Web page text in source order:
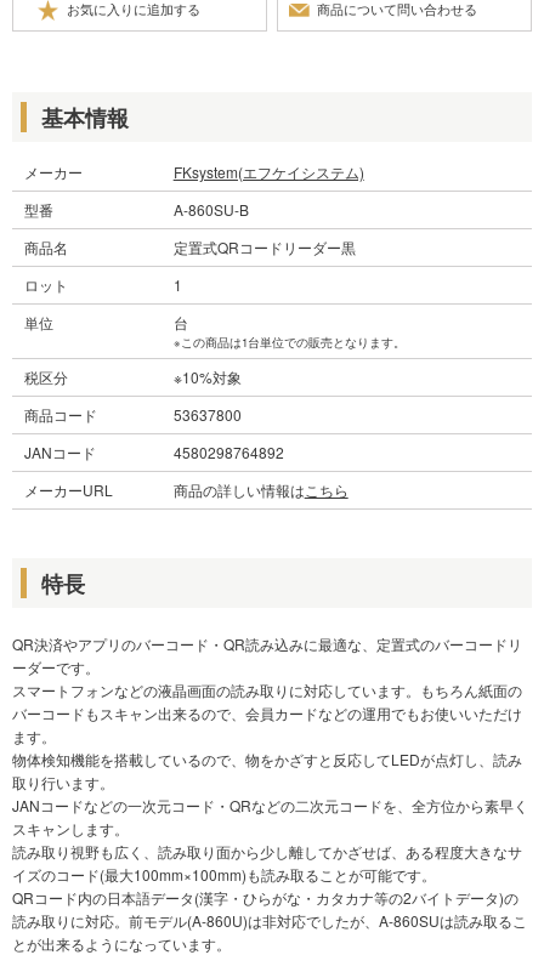
基本情報
メーカー
FKsystem(エフケイシステム)
型番
A-860SU-B
商品名
定置式QRコードリーダー黒
ロット
1
単位
台
※この商品は1台単位での販売となります。
税区分
※10%対象
商品コード
53637800
JANコード
4580298764892
メーカーURL
商品の詳しい情報は こちら
特長
QR決済やアプリのバーコード・QR読み込みに最適な、定置式のバーコードリ
ーダーです。
スマートフォンなどの液晶画面の読み取りに対応しています。もちろん紙面の
バーコードもスキャン出来るので、会員カードなどの運用でもお使いいただけ
ます。
物体検知機能を搭載しているので、物をかざすと反応してLEDが点灯し、読み
取り行います。
JANコードなどの一次元コード・QRなどの二次元コードを、全方位から素早く
スキャンします。
読み取り視野も広く、読み取り面から少し離してかざせば、ある程度大きなサ
イズのコード(最大100mm×100mm)も読み取ることが可能です。
QRコード内の日本語データ(漢字・ひらがな・カタカナ等の2バイトデータ)の
読み取りに対応。前モデル(A-860U)は非対応でしたが、A-860SUは読み取るこ
とが出来るようになっています。